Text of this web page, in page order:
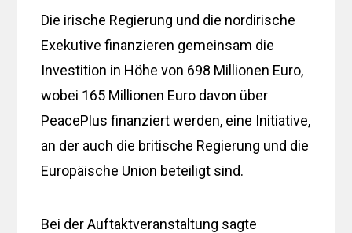
Die irische Regierung und die nordirische
Exekutive finanzieren gemeinsam die
Investition in Höhe von 698 Millionen Euro,
wobei 165 Millionen Euro davon über
PeacePlus finanziert werden, eine Initiative,
an der auch die britische Regierung und die
Europäische Union beteiligt sind.
Bei der Auftaktveranstaltung sagte